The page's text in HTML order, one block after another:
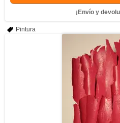
¡Envío y
Pintura